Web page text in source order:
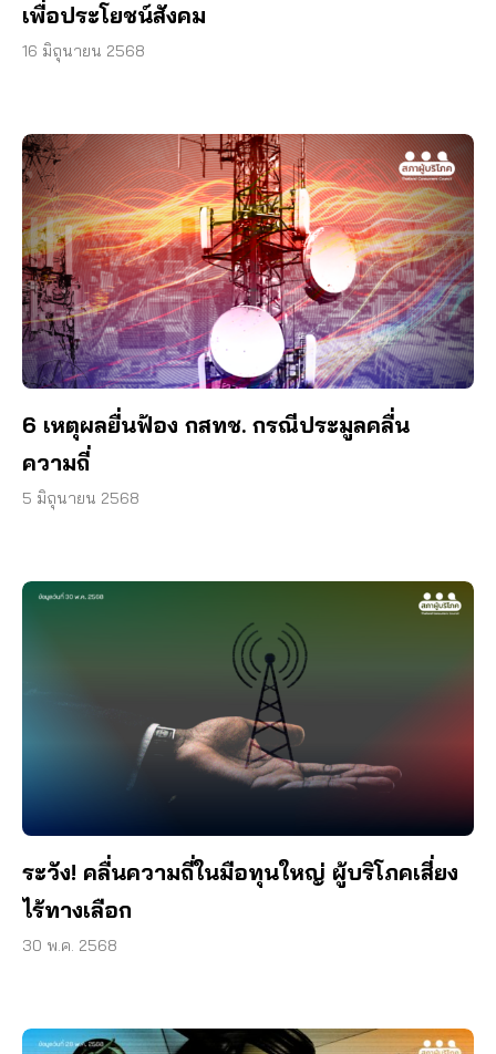
เพื่อประโยชน์สังคม
16 มิถุนายน 2568
6 เหตุผลยื่นฟ้อง กสทช. กรณีประมูลคลื่น
ความถี่
5 มิถุนายน 2568
ระวัง! คลื่นความถี่ในมือทุนใหญ่ ผู้บริโภคเสี่ยง
ไร้ทางเลือก
30 พ.ค. 2568